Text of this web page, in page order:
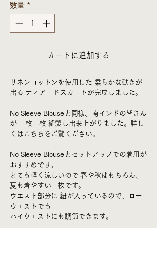
数量 *
カートに追加する
リネンコットンを使用した 柔らかな動きが
出る ティアードスカートが完成しました。
No Sleeve Blouseと同様、南インドの皆さん
が 一枚一枚 縫製し出来上がりました。詳し
くは こちら をご覧ください。
No Sleeve Blouseとセットアップでの着用が
おすすめです。
とても軽く涼しいので 春や秋はもちろん、
夏も着やすい一枚です。
ウエスト部分に 紐が入っているので、ロー
ウエストでも
ハイウエストにも調節できます。